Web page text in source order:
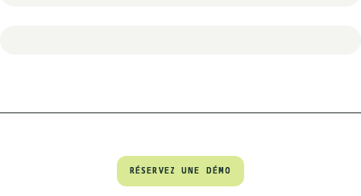
RÉSERVEZ UNE DÉMO
RÉSERVEZ UNE DÉMO